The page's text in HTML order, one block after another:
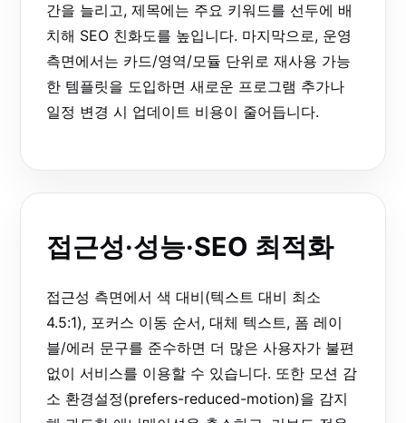
간을 늘리고, 제목에는 주요 키워드를 선두에 배
치해 SEO 친화도를 높입니다. 마지막으로, 운영
측면에서는 카드/영역/모듈 단위로 재사용 가능
한 템플릿을 도입하면 새로운 프로그램 추가나
일정 변경 시 업데이트 비용이 줄어듭니다.
접근성·성능·SEO 최적화
접근성 측면에서 색 대비(텍스트 대비 최소
4.5:1), 포커스 이동 순서, 대체 텍스트, 폼 레이
블/에러 문구를 준수하면 더 많은 사용자가 불편
없이 서비스를 이용할 수 있습니다. 또한 모션 감
소 환경설정(prefers-reduced-motion)을 감지